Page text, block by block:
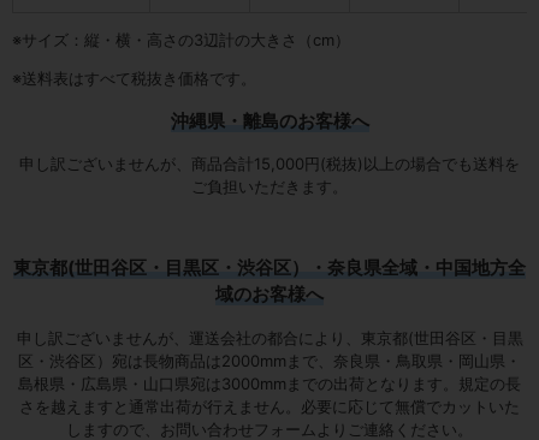
※サイズ：縦・横・高さの3辺計の大きさ（cm）
※送料表はすべて税抜き価格です。
沖縄県・離島のお客様へ
申し訳ございませんが、商品合計15,000円(税抜)以上の場合でも送料を
ご負担いただきます。
東京都(世田谷区・目黒区・渋谷区）・奈良県全域・中国地方全
域のお客様へ
申し訳ございませんが、運送会社の都合により、東京都(世田谷区・目黒
区・渋谷区）宛は長物商品は2000mmまで 、奈良県・鳥取県・岡山県・
島根県・広島県・山口県宛は3000mmまでの出荷となります 。規定の長
さを越えますと通常出荷が行えません。必要に応じて無償でカットいた
しますので、お問い合わせフォームよりご連絡ください。